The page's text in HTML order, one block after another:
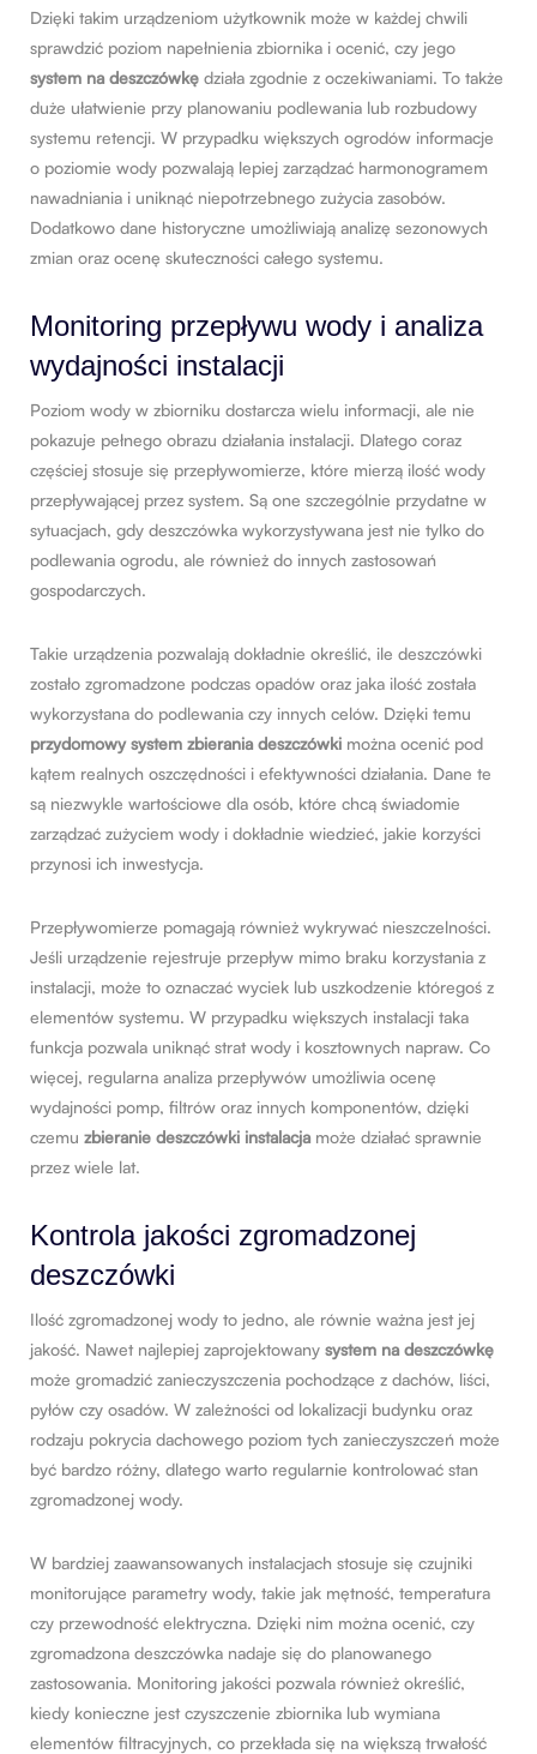
Dzięki takim urządzeniom użytkownik może w każdej chwili
sprawdzić poziom napełnienia zbiornika i ocenić, czy jego
system na deszczówkę działa zgodnie z oczekiwaniami. To także
duże ułatwienie przy planowaniu podlewania lub rozbudowy
systemu retencji. W przypadku większych ogrodów informacje
o poziomie wody pozwalają lepiej zarządzać harmonogramem
nawadniania i uniknąć niepotrzebnego zużycia zasobów.
Dodatkowo dane historyczne umożliwiają analizę sezonowych
zmian oraz ocenę skuteczności całego systemu.
Monitoring przepływu wody i analiza
wydajności instalacji
Poziom wody w zbiorniku dostarcza wielu informacji, ale nie
pokazuje pełnego obrazu działania instalacji. Dlatego coraz
częściej stosuje się przepływomierze, które mierzą ilość wody
przepływającej przez system. Są one szczególnie przydatne w
sytuacjach, gdy deszczówka wykorzystywana jest nie tylko do
podlewania ogrodu, ale również do innych zastosowań
gospodarczych.
Takie urządzenia pozwalają dokładnie określić, ile deszczówki
zostało zgromadzone podczas opadów oraz jaka ilość została
wykorzystana do podlewania czy innych celów. Dzięki temu
przydomowy system zbierania deszczówki można ocenić pod
kątem realnych oszczędności i efektywności działania. Dane te
są niezwykle wartościowe dla osób, które chcą świadomie
zarządzać zużyciem wody i dokładnie wiedzieć, jakie korzyści
przynosi ich inwestycja.
Przepływomierze pomagają również wykrywać nieszczelności.
Jeśli urządzenie rejestruje przepływ mimo braku korzystania z
instalacji, może to oznaczać wyciek lub uszkodzenie któregoś z
elementów systemu. W przypadku większych instalacji taka
funkcja pozwala uniknąć strat wody i kosztownych napraw. Co
więcej, regularna analiza przepływów umożliwia ocenę
wydajności pomp, filtrów oraz innych komponentów, dzięki
czemu zbieranie deszczówki instalacja może działać sprawnie
przez wiele lat.
Kontrola jakości zgromadzonej
deszczówki
Ilość zgromadzonej wody to jedno, ale równie ważna jest jej
jakość. Nawet najlepiej zaprojektowany system na deszczówkę
może gromadzić zanieczyszczenia pochodzące z dachów, liści,
pyłów czy osadów. W zależności od lokalizacji budynku oraz
rodzaju pokrycia dachowego poziom tych zanieczyszczeń może
być bardzo różny, dlatego warto regularnie kontrolować stan
zgromadzonej wody.
W bardziej zaawansowanych instalacjach stosuje się czujniki
monitorujące parametry wody, takie jak mętność, temperatura
czy przewodność elektryczna. Dzięki nim można ocenić, czy
zgromadzona deszczówka nadaje się do planowanego
zastosowania. Monitoring jakości pozwala również określić,
kiedy konieczne jest czyszczenie zbiornika lub wymiana
elementów filtracyjnych, co przekłada się na większą trwałość